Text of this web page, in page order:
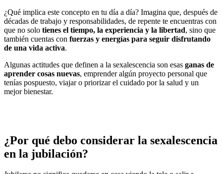
¿Qué implica este concepto en tu día a día? Imagina que, después de
décadas de trabajo y responsabilidades, de repente te encuentras con
que no solo tienes el tiempo, la experiencia y la libertad, sino que
también cuentas con fuerzas y energías para seguir disfrutando
de una vida activa.
Algunas actitudes que definen a la sexalescencia son esas ganas de
aprender cosas nuevas, emprender algún proyecto personal que
tenías pospuesto, viajar o priorizar el cuidado por la salud y un
mejor bienestar.
¿Por qué debo considerar la sexalescencia
en la jubilación?